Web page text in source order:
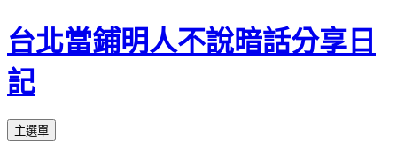
台北當鋪明人不說暗話分享日
記
搜
主選單